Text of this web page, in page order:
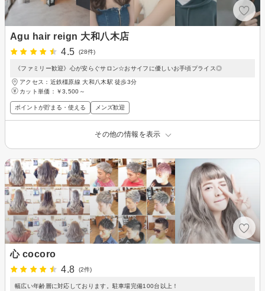
Agu hair reign 大和八木店
4.5
(28件)
《ファミリー歓迎》心が安らぐサロン☆おサイフに優しいお手頃プライス◎
アクセス：近鉄橿原線 大和八木駅 徒歩3分
カット単価： ￥3,500～
ポイントが貯まる・使える メンズ歓迎
その他の情報を表示
心 cocoro
4.8
(2件)
幅広い年齢層に対応しております。駐車場完備100台以上！